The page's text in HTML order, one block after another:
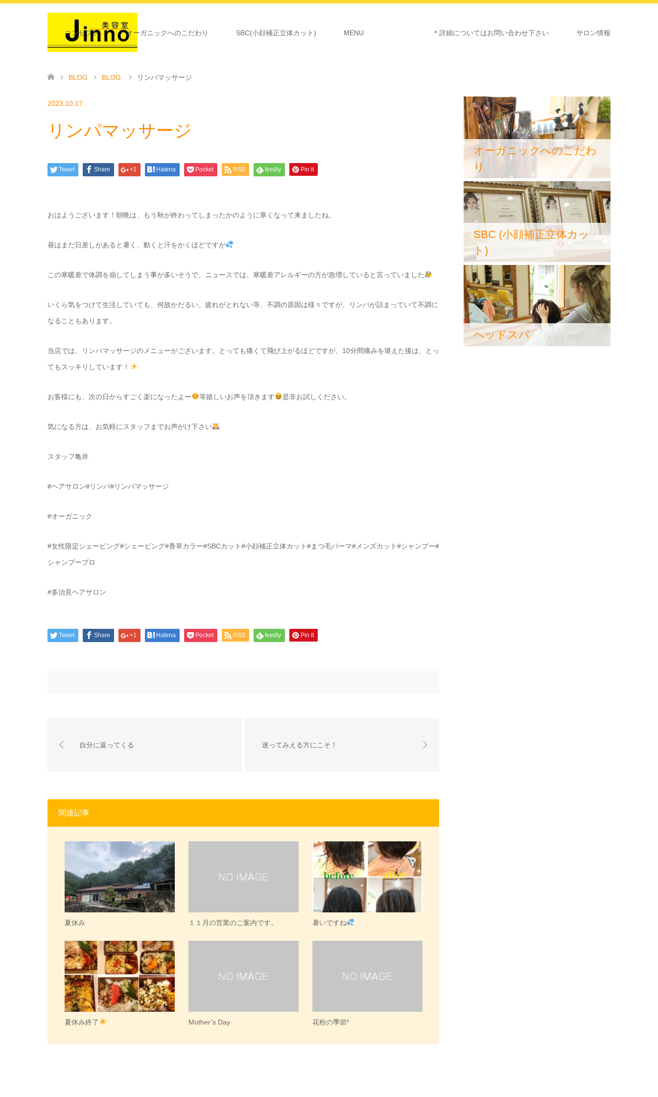
コンセプト オーガニックへのこだわり SBC(小顔補正立体カット) MENU ＊詳細についてはお問い合わせ下さい サロン情報
BLOG BLOG リンパマッサージ
2023.10.17
リンパマッサージ
Tweet Share +1 Hatena Pocket RSS feedly Pin it
おはようございます！朝晩は、もう秋が終わってしまったかのように寒くなって来ましたね。
昼はまだ日差しがあると暑く、動くと汗をかくほどですが
この寒暖差で体調を崩してしまう事が多いそうで、ニュースでは、寒暖差アレルギーの方が急増していると言っていました
いくら気をつけて生活していても、何故かだるい、疲れがとれない等、不調の原因は様々ですが、リンパが詰まっていて不調に
なることもあります。
当店では、リンパマッサージのメニューがございます。とっても痛くて飛び上がるほどですが、10分間痛みを堪えた後は、とっ
てもスッキリしています！
お客様にも、次の日からすごく楽になったよー 等嬉しいお声を頂きます 是非お試しください。
気になる方は、お気軽にスタッフまでお声がけ下さい
スタッフ亀井
#ヘアサロン#リンパ#リンパマッサージ
#オーガニック
#女性限定シェービング#シェービング#香草カラー#SBCカット#小顔補正立体カット#まつ毛パーマ#メンズカット#シャンプー#
シャンプープロ
#多治見ヘアサロン
Tweet Share +1 Hatena Pocket RSS feedly Pin it
自分に返ってくる 迷ってみえる方にこそ！
関連記事
夏休み １１月の営業のご案内です。 暑いですね
夏休み終了 Mother’s Day 花粉の季節*
オーガニックへのこだわ
り
SBC (小顔補正立体カッ
ト)
ヘッドスパ